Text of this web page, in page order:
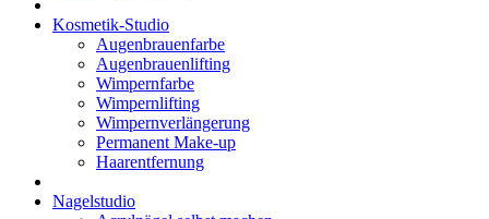
Kosmetik-Studio
Augenbrauenfarbe
Augenbrauenlifting
Wimpernfarbe
Wimpernlifting
Wimpernverlängerung
Permanent Make-up
Haarentfernung
Nagelstudio